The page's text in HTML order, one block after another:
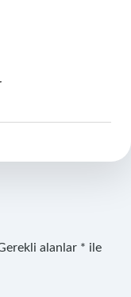
alanlar * ile